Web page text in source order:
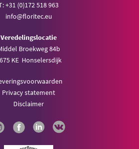
+31 (0)172 518 963
info@floritec.eu
Veredelingslocatie
Broekweg 84b
KE Honselersdijk
Privacy statement
Disclaimer